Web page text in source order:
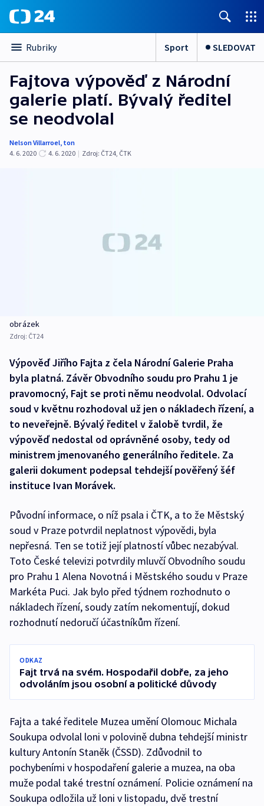
Rubriky Sport SLEDOVAT
Fajtova výpověď z Národní
galerie platí. Bývalý ředitel
se neodvolal
Nelson Villarroel, ton
4. 6. 2020
4. 6. 2020 | Zdroj: ČT24, ČTK
obrázek
Zdroj: ČT24
Výpověď Jiřího Fajta z čela Národní Galerie Praha
byla platná. Závěr Obvodního soudu pro Prahu 1 je
pravomocný, Fajt se proti němu neodvolal. Odvolací
soud v květnu rozhodoval už jen o nákladech řízení, a
to neveřejně. Bývalý ředitel v žalobě tvrdil, že
výpověď nedostal od oprávněné osoby, tedy od
ministrem jmenovaného generálního ředitele. Za
galerii dokument podepsal tehdejší pověřený šéf
instituce Ivan Morávek.
Původní informace, o níž psala i ČTK, a to že Městský
soud v Praze potvrdil neplatnost výpovědi, byla
nepřesná. Ten se totiž její platností vůbec nezabýval.
Toto České televizi potvrdily mluvčí Obvodního soudu
pro Prahu 1 Alena Novotná i Městského soudu v Praze
Markéta Puci. Jak bylo před týdnem rozhodnuto o
nákladech řízení, soudy zatím nekomentují, dokud
rozhodnutí nedoručí účastníkům řízení.
ODKAZ
Fajt trvá na svém. Hospodařil dobře, za jeho
odvoláním jsou osobní a politické důvody
Fajta a také ředitele Muzea umění Olomouc Michala
Soukupa odvolal loni v polovině dubna tehdejší ministr
kultury Antonín Staněk (ČSSD). Zdůvodnil to
pochybeními v hospodaření galerie a muzea, na oba
muže podal také trestní oznámení. Policie oznámení na
Soukupa odložila už loni v listopadu, dvě trestní